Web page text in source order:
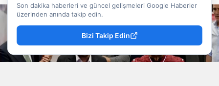
Son dakika haberleri ve güncel gelişmeleri Google Haberler
üzerinden anında takip edin.
Bizi Takip Edin